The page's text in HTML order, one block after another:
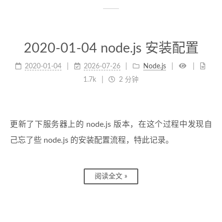
2020-01-04 node.js 安装配置
2020-01-04 2026-07-26
Node.js
1.7k
2 分钟
更新了下服务器上的 node.js 版本，在这个过程中发现自
己忘了些 node.js 的安装配置流程，特此记录。
阅读全文 »